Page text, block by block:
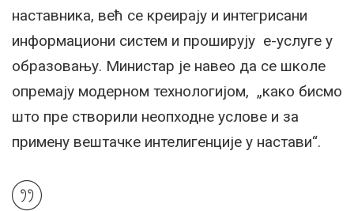
наставника, већ се креирају и интегрисани
информациони систем и проширују е-услуге у
образовању. Министар је навео да се школе
опремају модерном технологијом, „како бисмо
што пре створили неопходне услове и за
примену вештачке интелигенције у настави“.